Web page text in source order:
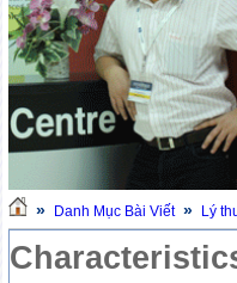
» Danh Mục Bài Viết » Lý